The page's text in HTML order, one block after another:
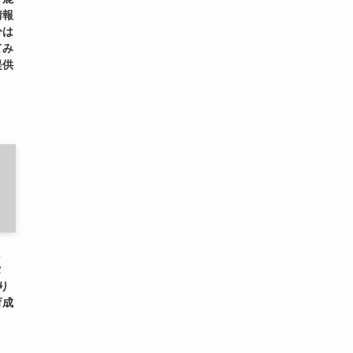
は
み
供
成